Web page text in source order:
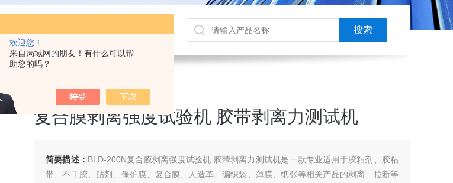
欢迎您！
来自局域网的朋友！有什么可以帮
助您的吗？
子拉力试验机,测厚仪,瓶盖扭矩仪,顶空残氧仪
剥离力测试机
复合膜剥离强度试验机 胶带剥离力测试机
简要描述： BLD-200N复合膜剥离强度试验机 胶带剥离力测试机是一款专业适用于胶粘剂、胶粘
带、不干胶、贴剂、保护膜、复合膜、人造革、编织袋、薄膜、纸张等相关产品的剥离、拉断等